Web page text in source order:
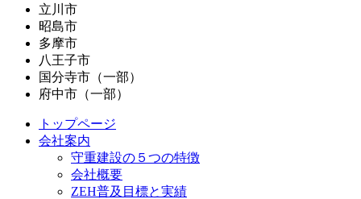
立川市
昭島市
多摩市
八王子市
国分寺市（一部）
府中市（一部）
トップページ
会社案内
守重建設の５つの特徴
会社概要
ZEH普及目標と実績